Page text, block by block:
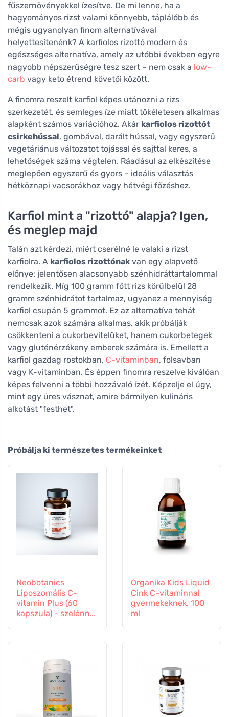
fűszernövényekkel ízesítve. De mi lenne, ha a
hagyományos rizst valami könnyebb, táplálóbb és
mégis ugyanolyan finom alternatívával
helyettesítenénk? A karfiolos rizottó modern és
egészséges alternatíva, amely az utóbbi években egyre
nagyobb népszerűségre tesz szert – nem csak a low-
carb vagy keto étrend követői között.
A finomra reszelt karfiol képes utánozni a rizs
szerkezetét, és semleges íze miatt tökéletesen alkalmas
alapként számos variációhoz. Akár karfiolos rizottót
csirkehússal, gombával, darált hússal, vagy egyszerű
vegetáriánus változatot tojással és sajttal keres, a
lehetőségek száma végtelen. Ráadásul az elkészítése
meglepően egyszerű és gyors – ideális választás
hétköznapi vacsorákhoz vagy hétvégi főzéshez.
Karfiol mint a "rizottó" alapja? Igen,
és meglep majd
Talán azt kérdezi, miért cserélné le valaki a rizst
karfiolra. A karfiolos rizottónak van egy alapvető
előnye: jelentősen alacsonyabb szénhidráttartalommal
rendelkezik. Míg 100 gramm főtt rizs körülbelül 28
gramm szénhidrátot tartalmaz, ugyanez a mennyiség
karfiol csupán 5 grammot. Ez az alternatíva tehát
nemcsak azok számára alkalmas, akik próbálják
csökkenteni a cukorbevitelüket, hanem cukorbetegek
vagy gluténérzékeny emberek számára is. Emellett a
karfiol gazdag rostokban, C-vitaminban, folsavban
vagy K-vitaminban. És éppen finomra reszelve kiválóan
képes felvenni a többi hozzávaló ízét. Képzelje el úgy,
mint egy üres vásznat, amire bármilyen kulináris
alkotást "festhet".
Próbálja ki természetes termékeinket
Neobotanics
Liposzomális C-
vitamin Plus (60
kapszula) - szelénnel
Organika Kids Liquid
Cink C-vitaminnal
gyermekeknek, 100
ml